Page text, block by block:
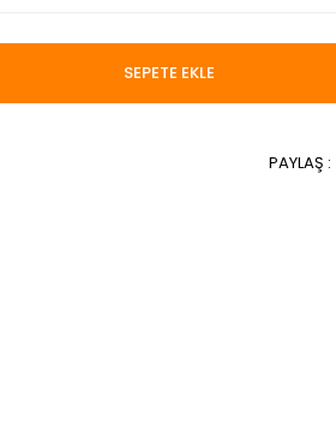
SEPETE EKLE
PAYLAŞ :